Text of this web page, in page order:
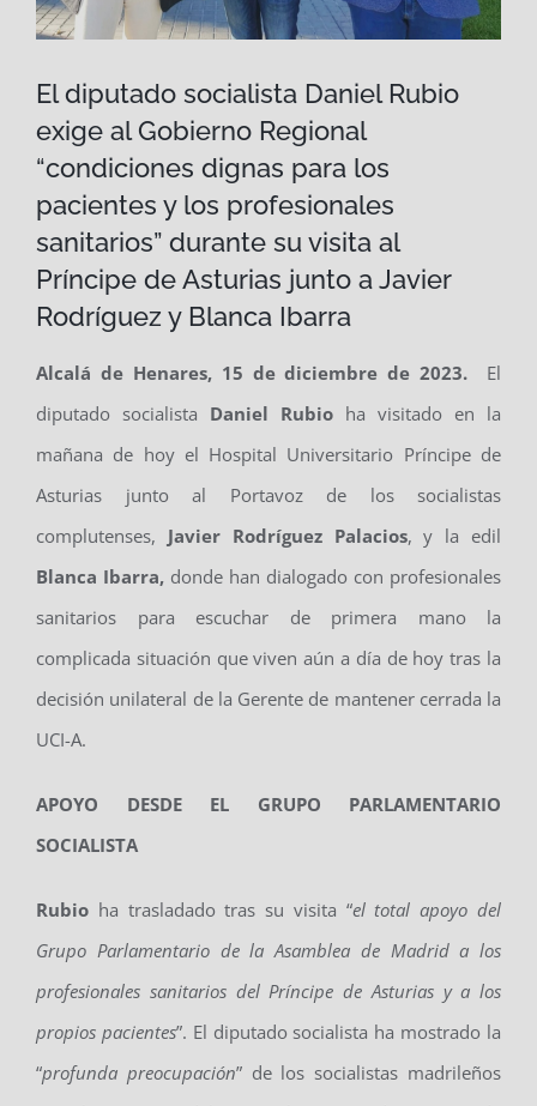
El diputado socialista Daniel Rubio
exige al Gobierno Regional
“condiciones dignas para los
pacientes y los profesionales
sanitarios” durante su visita al
Príncipe de Asturias junto a Javier
Rodríguez y Blanca Ibarra
Alcalá de Henares, 15 de diciembre de 2023. El
diputado socialista Daniel Rubio ha visitado en la
mañana de hoy el Hospital Universitario Príncipe de
Asturias junto al Portavoz de los socialistas
complutenses, Javier Rodríguez Palacios, y la edil
Blanca Ibarra, donde han dialogado con profesionales
sanitarios para escuchar de primera mano la
complicada situación que viven aún a día de hoy tras la
decisión unilateral de la Gerente de mantener cerrada la
UCI-A.
APOYO DESDE EL GRUPO PARLAMENTARIO
SOCIALISTA
Rubio ha trasladado tras su visita “el total apoyo del
Grupo Parlamentario de la Asamblea de Madrid a los
profesionales sanitarios del Príncipe de Asturias y a los
propios pacientes”. El diputado socialista ha mostrado la
“profunda preocupación” de los socialistas madrileños